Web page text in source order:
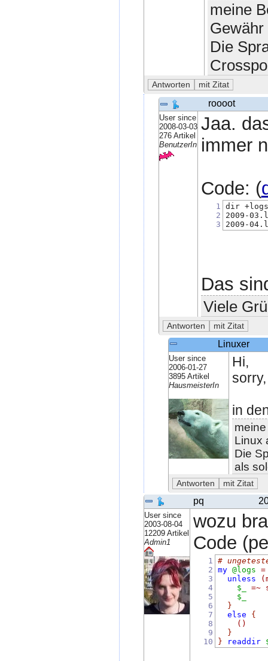
meine
Die
roooot
User since
2008-03-03
276 Artikel
BenutzerIn
Jaa.
immer
Code: (
1
2
3
dir
2009-
2009-
Das
Viele
Linuxer
User since
2006-01-27
3895 Artikel
HausmeisterIn
Hi,
in
Linux
Die
als
pq
User since
2003-08-04
12209 Artikel
Admin1
wozu
Code
1
2
3
4
5
6
7
8
9
10
#
my @logs
=
unless
(
$_
=~
$_
}
else
{
()
}
}
readdir